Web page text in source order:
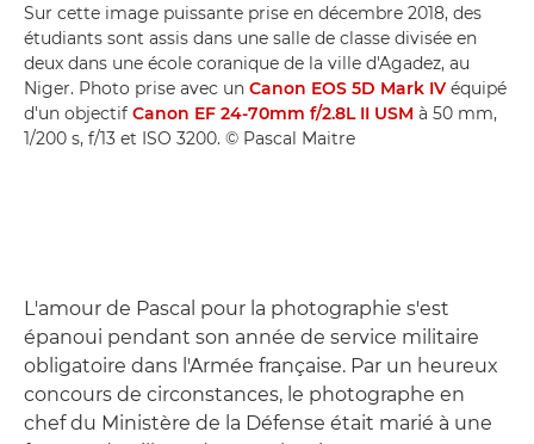
Sur cette image puissante prise en décembre 2018, des
étudiants sont assis dans une salle de classe divisée en
deux dans une école coranique de la ville d'Agadez, au
Niger. Photo prise avec un Canon EOS 5D Mark IV équipé
d'un objectif Canon EF 24-70mm f/2.8L II USM à 50 mm,
1/200 s, f/13 et ISO 3200. © Pascal Maitre
L'amour de Pascal pour la photographie s'est
épanoui pendant son année de service militaire
obligatoire dans l'Armée française. Par un heureux
concours de circonstances, le photographe en
chef du Ministère de la Défense était marié à une